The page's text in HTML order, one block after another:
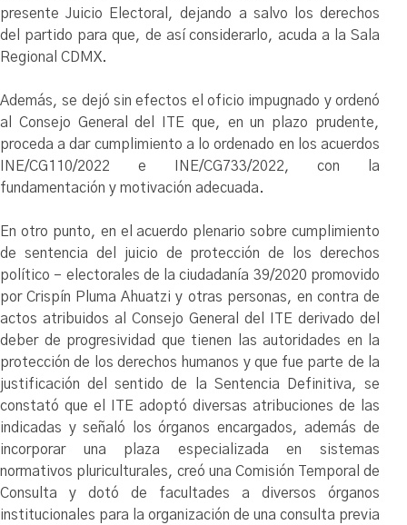
presente Juicio Electoral, dejando a salvo los derechos
del partido para que, de así considerarlo, acuda a la Sala
Regional CDMX.
Además, se dejó sin efectos el oficio impugnado y ordenó
al Consejo General del ITE que, en un plazo prudente,
proceda a dar cumplimiento a lo ordenado en los acuerdos
INE/CG110/2022 e INE/CG733/2022, con la
fundamentación y motivación adecuada.
En otro punto, en el acuerdo plenario sobre cumplimiento
de sentencia del juicio de protección de los derechos
político – electorales de la ciudadanía 39/2020 promovido
por Crispín Pluma Ahuatzi y otras personas, en contra de
actos atribuidos al Consejo General del ITE derivado del
deber de progresividad que tienen las autoridades en la
protección de los derechos humanos y que fue parte de la
justificación del sentido de la Sentencia Definitiva, se
constató que el ITE adoptó diversas atribuciones de las
indicadas y señaló los órganos encargados, además de
incorporar una plaza especializada en sistemas
normativos pluriculturales, creó una Comisión Temporal de
Consulta y dotó de facultades a diversos órganos
institucionales para la organización de una consulta previa